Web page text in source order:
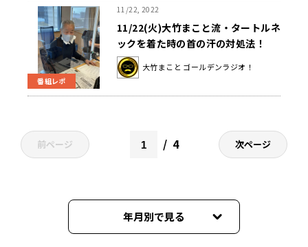
番組レポ
11/22, 2022
11/22(火)大竹まこと流・タートルネ
ックを着た時の首の汗の対処法！
大竹まこと ゴールデンラジオ！
前ページ 4 次ページ
年月別で見る